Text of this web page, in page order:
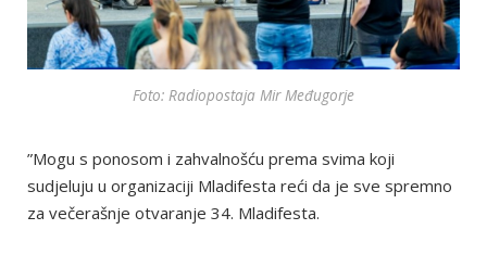
Foto: Radiopostaja Mir Međugorje
”Mogu s ponosom i zahvalnošću prema svima koji
sudjeluju u organizaciji Mladifesta reći da je sve spremno
za večerašnje otvaranje 34. Mladifesta.